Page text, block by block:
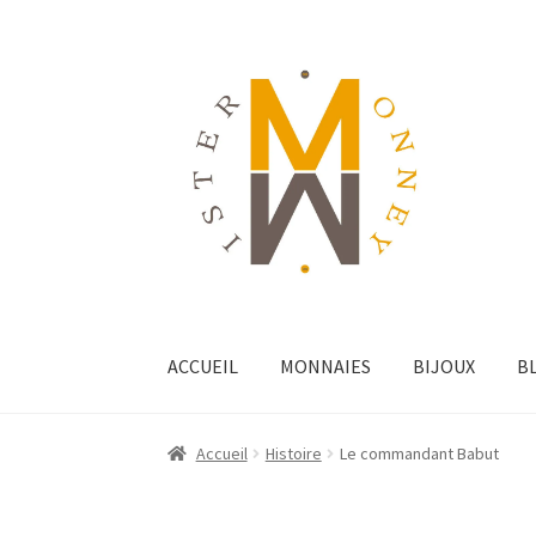
ACCUEIL MONNAIES BIJOUX
Accueil Histoire Le commandant Babut